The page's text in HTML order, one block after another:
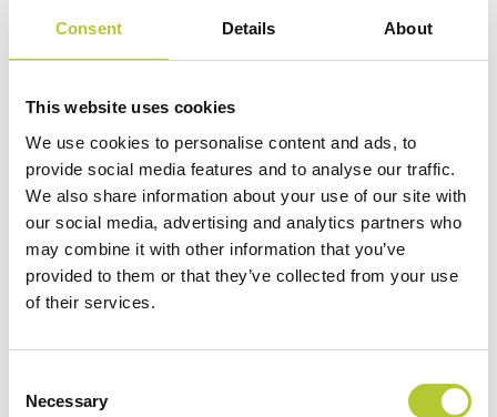
Consent Details About
This website uses cookies
We use cookies to personalise content and ads, to
provide social media features and to analyse our traffic.
We also share information about your use of our site with
our social media, advertising and analytics partners who
may combine it with other information that you’ve
provided to them or that they’ve collected from your use
of their services.
Selection
Necessary
innovativo è stato il know-how acquisito con la produzione
di estrusione WICONA di Bellenberg, in Germania, stanno
per consegnare i primi profili per dei progetti
rispettivamente a Parigi e in Germania. Per questi due
progetti sono state prodotte 130 tonnellate di profili in
alluminio Hydro CIRCAL 100R. Con un’impronta di
carbonio totale di 65 tonnellate, il beneficio equivale a una